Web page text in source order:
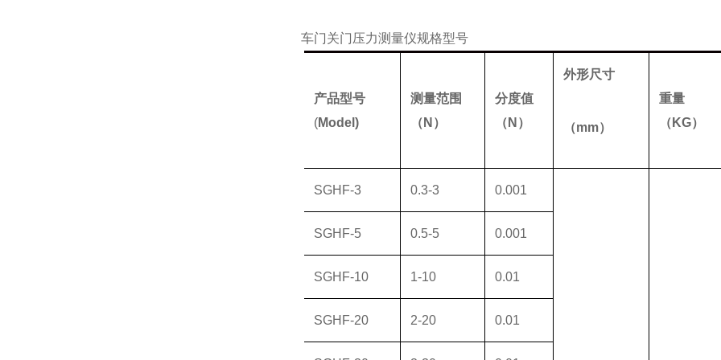
车门关门压力测量仪规格型号
产品型号
(Model)
测量范围
（ N ）
分度值
（ N ）
外形尺寸
（mm）
重量
（ KG）
SGHF-3 0.3-3 0.001
SGHF-5 0.5-5 0.001
SGHF-10 1-10 0.01
SGHF-20 2-20 0.01